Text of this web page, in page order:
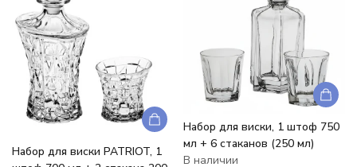
Набор для виски PATRIOT, 1
Набор для виски, 1 штоф 750
мл + 6 стаканов (250 мл)
В наличии